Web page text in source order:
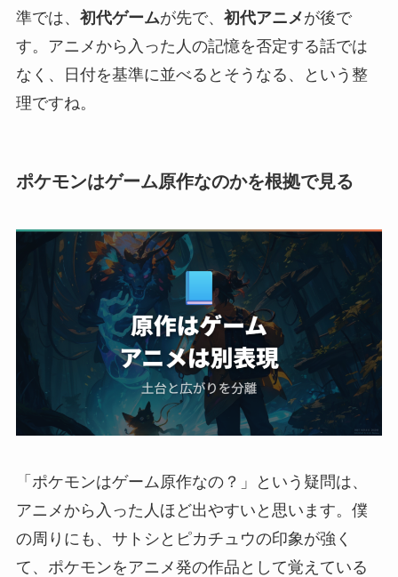
準では、 初代ゲームが先で、 初代アニメが後で
す。アニメから入った人の記憶を否定する話では
なく、日付を基準に並べるとそうなる、という整
理ですね。
ポケモンはゲーム原作なのかを根拠で見る
「ポケモンはゲーム原作なの？」という疑問は、
アニメから入った人ほど出やすいと思います。僕
の周りにも、サトシとピカチュウの印象が強く
て、ポケモンをアニメ発の作品として覚えている